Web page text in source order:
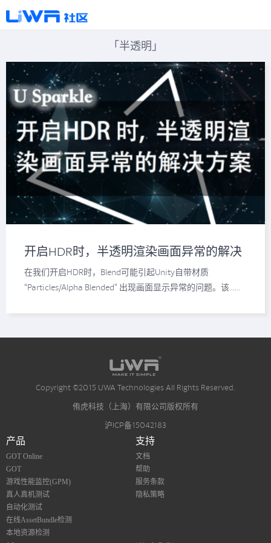
「半透明」
开启HDR时，半透明渲染画面异常的解决
方案
在我们开启HDR时，Blend可能引起Unity自带材质
“Particles/Alpha Blended” 出现画面显示异常的问题。该……
Copyright ©2015 UWA Technologies All Rights Reserved.
侑虎科技（上海）有限公司版权所有
沪ICP备15042183
产品
GOT Online
GOT
游戏性能监控(GPM)
真人真机测试
自动化测试
在线AssetBundle检测
本地资源检测
支持
文档
帮助
服务条款
隐私策略